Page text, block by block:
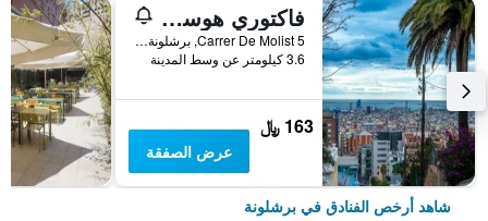
فاكتوري هوستلز بارسيلونا
Carrer De Molist 5, برشلونة, أسبانيا
3.6 كيلومتر عن وسط المدينة
163 ﷼
عرض الصفقة
شاهد أرخص الفنادق في برشلونة